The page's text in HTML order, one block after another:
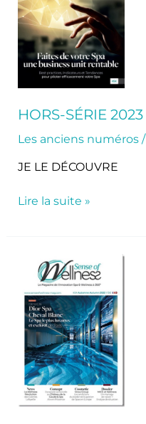
HORS-SÉRIE 2023
Les anciens numéros/
JE LE DÉCOUVRE
Lire la suite »
SoW
Mag
24